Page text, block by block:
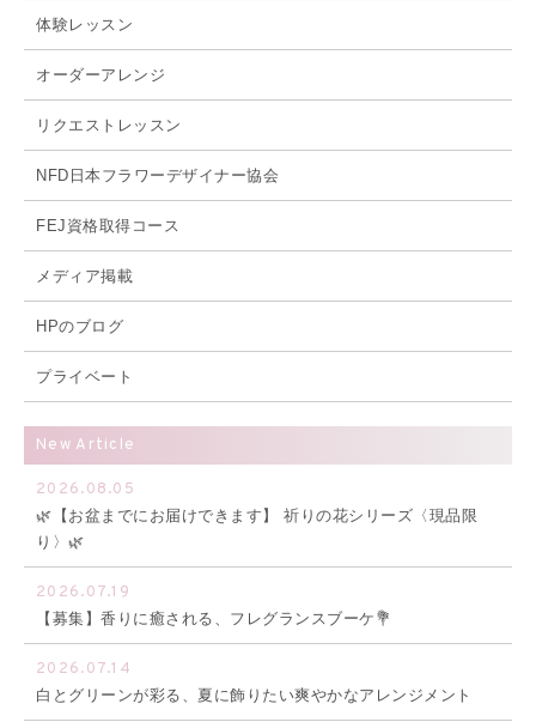
体験レッスン
オーダーアレンジ
リクエストレッスン
NFD日本フラワーデザイナー協会
FEJ資格取得コース
メディア掲載
HPのブログ
プライベート
New Article
2026.08.05
🌿【お盆までにお届けできます】 祈りの花シリーズ〈現品限
り〉🌿
2026.07.19
【募集】香りに癒される、フレグランスブーケ💐
2026.07.14
白とグリーンが彩る、夏に飾りたい爽やかなアレンジメント